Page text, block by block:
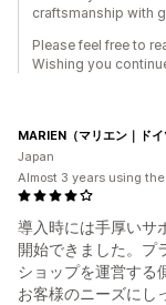
craftsmanship with
Please feel free to
Wishing you
導入時には手厚いサ
開始できました。プ
ショップを運営する
お客様のニーズにし
MARIEN（マリエン｜ドイ
Japan
Almost 3 years using the